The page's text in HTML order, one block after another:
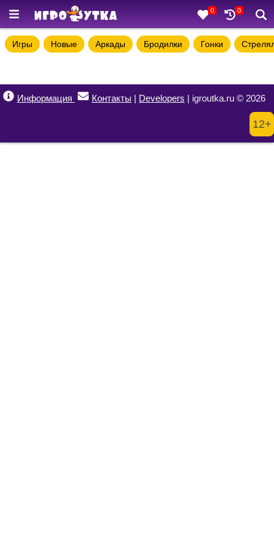
0 0
Игры Новые Аркады Бродилки Гонки
Информация Контакты | Developers | igroutka.ru © 2026
12+